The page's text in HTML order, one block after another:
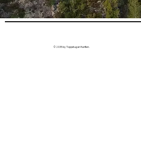
© 2035 by Toppstugan Hunflen.